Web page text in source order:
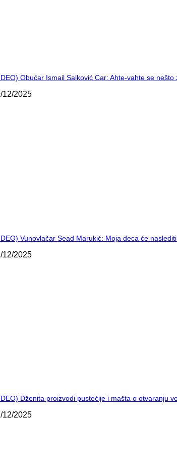
Obućar Ismail Salković Car: Ahte-vahte se
12/2025
Vunovlačar Sead Marukić: Moja deca će
12/2025
Dženita proizvodi pustećije i mašta o otvaranju
12/2025